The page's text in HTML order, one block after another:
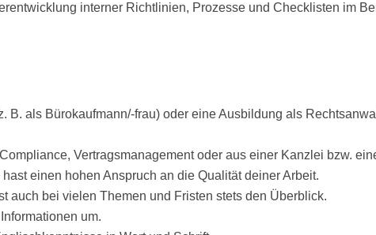
interner Richtlinien, Prozesse und Checklisten im
als Bürokaufmann/-frau) oder eine Ausbildung als
Vertragsmanagement oder aus einer Kanzlei bzw.
einen hohen Anspruch an die Qualität deiner Arbeit.
auch bei vielen Themen und Fristen stets den Überblick.
um.